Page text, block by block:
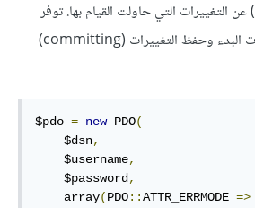
خيار التراجع (roll back) عن التغييرات التي حاولت القيام بها. توفر
PDO توابع بسيطة لعمليات البدء وحفظ التغييرات (committing)
$pdo = new PDO(
    $dsn
,
    $username
,
    $password
,
    array
(PDO::ATTR_ERRMODE =>